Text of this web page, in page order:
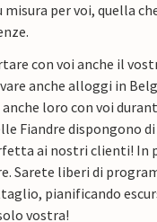
per voi, quella
con voi anche il
anche alloggi in
loro con voi
Fiandre dispongono
ai nostri clienti! In
Sarete liberi di
pianificando
vostra!